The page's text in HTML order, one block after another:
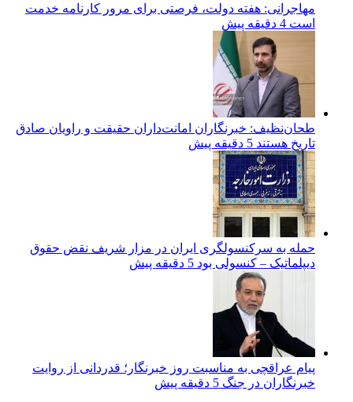
مهاجرانی: هفته دولت، فرصتی برای مرور کارنامه خدمت
است 4 دقیقه پیش
طحان‌نظیف: خبرنگاران امانت‌داران حقیقت و راویان صادق
تاریخ‌ هستند 5 دقیقه پیش
حمله به سرکنسولگری ایران در مزار شریف نقض حقوق
دیپلماتیک – کنسولی بود 5 دقیقه پیش
پیام عراقچی به مناسبت روز خبرنگار؛ قدردانی از روایت
خبرنگاران در جنگ 5 دقیقه پیش